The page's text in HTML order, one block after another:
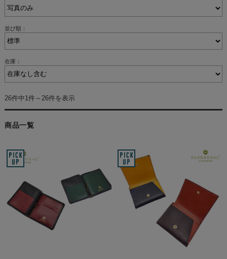
並び順：
在庫：
26件中1件～26件を表示
商品一覧